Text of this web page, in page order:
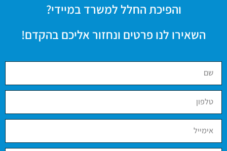
והפיכת החלל למשרד במיידי?
השאירו לנו פרטים ונחזור אליכם בהקדם!